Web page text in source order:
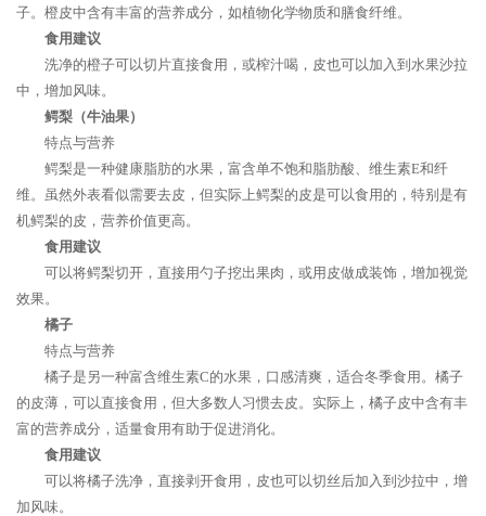
子。橙皮中含有丰富的营养成分，如植物化学物质和膳食纤维。
食用建议
洗净的橙子可以切片直接食用，或榨汁喝，皮也可以加入到水果沙拉
中，增加风味。
鳄梨（牛油果）
特点与营养
鳄梨是一种健康脂肪的水果，富含单不饱和脂肪酸、维生素E和纤
维。虽然外表看似需要去皮，但实际上鳄梨的皮是可以食用的，特别是有
机鳄梨的皮，营养价值更高。
食用建议
可以将鳄梨切开，直接用勺子挖出果肉，或用皮做成装饰，增加视觉
效果。
橘子
特点与营养
橘子是另一种富含维生素C的水果，口感清爽，适合冬季食用。橘子
的皮薄，可以直接食用，但大多数人习惯去皮。实际上，橘子皮中含有丰
富的营养成分，适量食用有助于促进消化。
食用建议
可以将橘子洗净，直接剥开食用，皮也可以切丝后加入到沙拉中，增
加风味。